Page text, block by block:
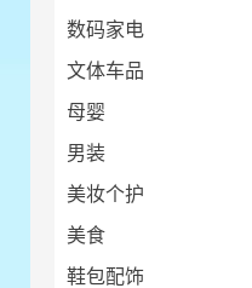
数码家电
文体车品
母婴
男装
美妆个护
美食
鞋包配饰